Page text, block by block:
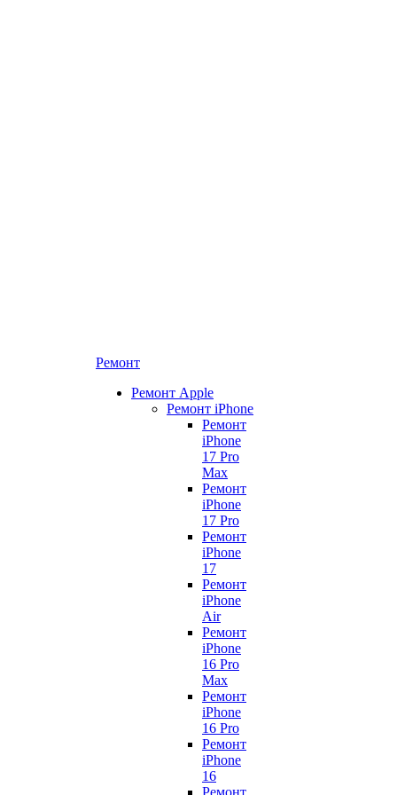
Ремонт
Ремонт Apple
Ремонт iPhone
Ремонт
iPhone
17 Pro
Max
Ремонт
iPhone
17 Pro
Ремонт
iPhone
17
Ремонт
iPhone
Air
Ремонт
iPhone
16 Pro
Max
Ремонт
iPhone
16 Pro
Ремонт
iPhone
16
Ремонт